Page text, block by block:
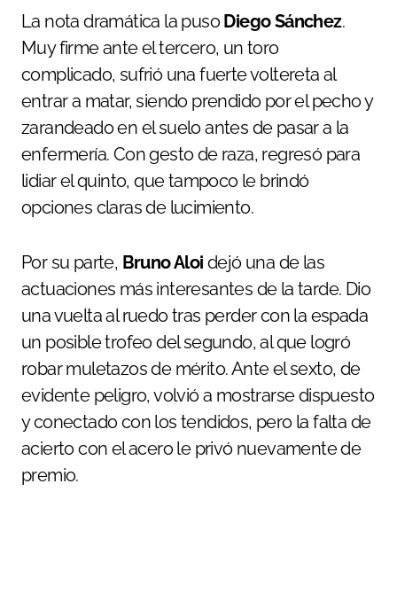
La nota dramática la pusoDiego Sánchez.
Muy firme ante el tercero, un toro
complicado, sufrió una fuerte voltereta al
entrar a matar, siendo prendido por el pecho y
zarandeado en el suelo antes de pasar a la
enfermería. Con gesto de raza, regresó para
lidiar el quinto, que tampoco le brindó
opciones claras de lucimiento.
Por su parte, Bruno Aloi dejó una de las
actuaciones más interesantes de la tarde. Dio
una vuelta al ruedo tras perder con la espada
un posible trofeo del segundo, al que logró
robar muletazos de mérito. Ante el sexto, de
evidente peligro, volvió a mostrarse dispuesto
y conectado con los tendidos, pero la falta de
acierto con el acero le privó nuevamente de
premio.